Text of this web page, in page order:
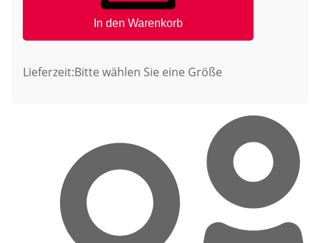
In den Warenkorb
Lieferzeit:Bitte wählen Sie eine Größe